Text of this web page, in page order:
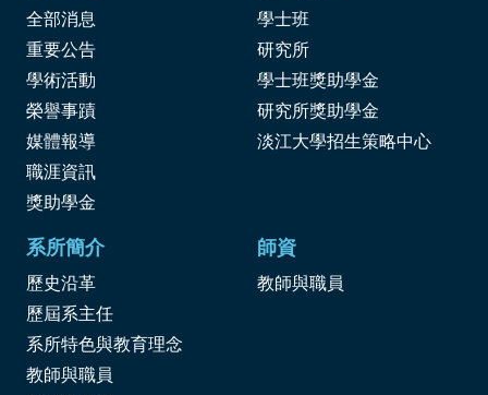
全部消息
重要公告
學術活動
榮譽事蹟
媒體報導
職涯資訊
獎助學金
學士班
研究所
學士班獎助學金
研究所獎助學金
淡江大學招生策略中心
系所簡介
歷史沿革
歷屆系主任
系所特色與教育理念
教師與職員
師資
教師與職員